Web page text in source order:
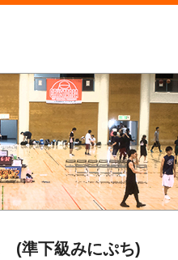
(準下級みにぷち)